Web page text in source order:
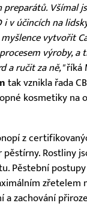
Všímal
i v účincích na
vytvořit
výroby, a
a ručit za ně,"říká
tak vznikla řada
kosmetiky na
z
Rostliny
Pěstební
zřetelem
a zachování